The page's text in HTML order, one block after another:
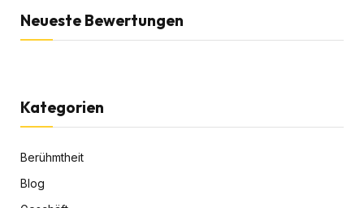
Neueste Bewertungen
Kategorien
Berühmtheit
Blog